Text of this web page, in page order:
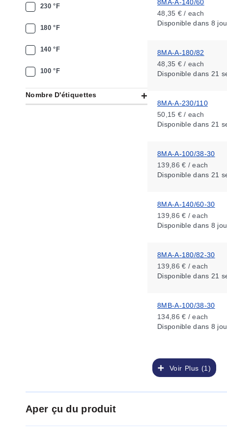
230 °F
180 °F
140 °F
100 °F
Nombre D'étiquettes
Voir Plus (1)
8MA-A-140/60
48,35 € / each
Disponible dans 8
8MA-A-180/82
48,35 € / each
Disponible dans 21
8MA-A-230/110
50,15 € / each
Disponible dans 21
8MA-A-100/38-30
139,86 € / each
Disponible dans 21
8MA-A-140/60-30
139,86 € / each
Disponible dans 8
8MA-A-180/82-30
139,86 € / each
Disponible dans 21
8MB-A-100/38-30
134,86 € / each
Disponible dans 8
Aper çu du produit